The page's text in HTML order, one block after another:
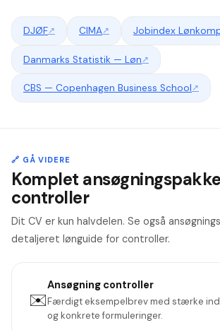
DJØF↗ CIMA↗ Jobindex
Danmarks Statistik — Løn↗
CBS — Copenhagen Business School↗
🔗 GÅ VIDERE
Komplet
controller
Dit CV er kun halvdelen. Se også
detaljeret lønguide for controller.
✉️
Ansøgning controller
Færdigt eksempelbrev med stærke
og konkrete formuleringer.